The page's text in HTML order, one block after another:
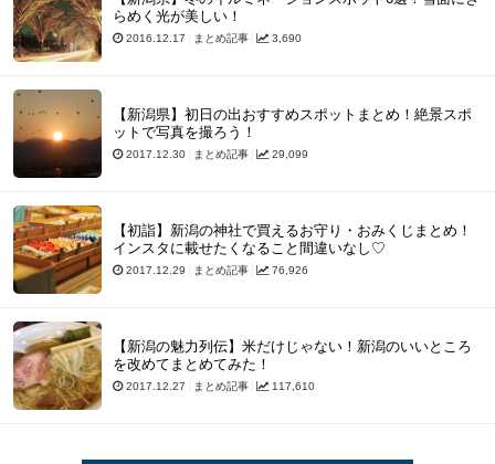
らめく光が美しい！
2016.12.17 まとめ記事 3,690
【新潟県】初日の出おすすめスポットまとめ！絶景スポ
ットで写真を撮ろう！
2017.12.30 まとめ記事 29,099
【初詣】新潟の神社で買えるお守り・おみくじまとめ！
インスタに載せたくなること間違いなし♡
2017.12.29 まとめ記事 76,926
【新潟の魅力列伝】米だけじゃない！新潟のいいところ
を改めてまとめてみた！
2017.12.27 まとめ記事 117,610